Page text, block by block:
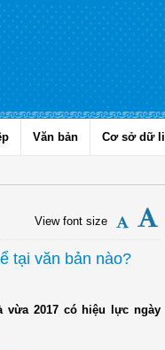
Văn bản Cơ sở dữ
View font size
tại văn bản nào?
2017 có hiệu lực ngày